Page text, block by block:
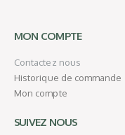
MON COMPTE
Contactez nous
Historique de commande
Mon compte
SUIVEZ NOUS